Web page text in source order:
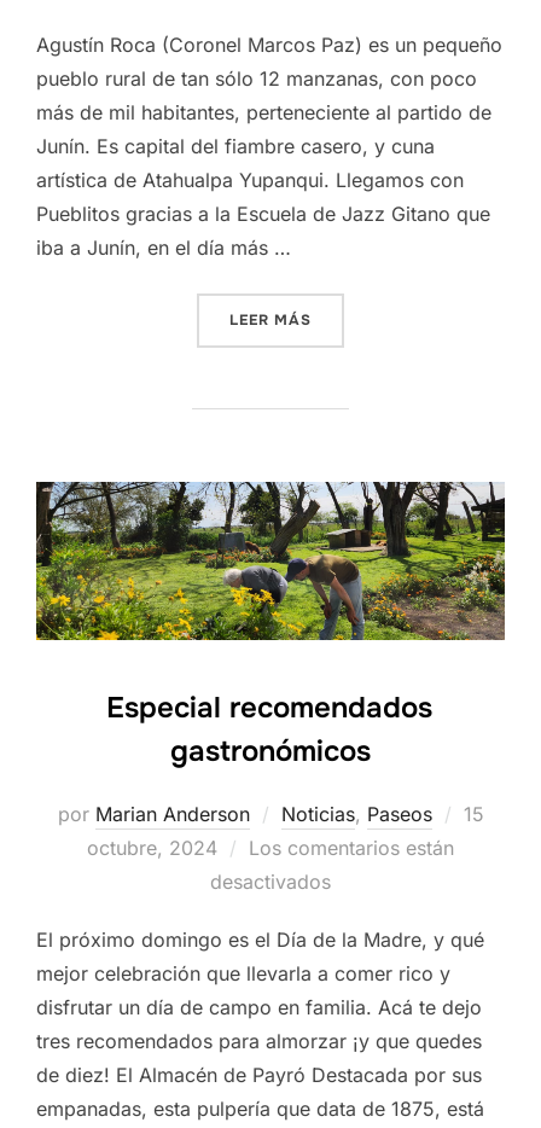
Agustín Roca (Coronel Marcos Paz) es un pequeño
pueblo rural de tan sólo 12 manzanas, con poco
más de mil habitantes, perteneciente al partido de
Junín. Es capital del fiambre casero, y cuna
artística de Atahualpa Yupanqui. Llegamos con
Pueblitos gracias a la Escuela de Jazz Gitano que
iba a Junín, en el día más …
LEER MÁS
Especial recomendados
gastronómicos
por Marian Anderson Noticias, Paseos
15
octubre, 2024
Los comentarios están
desactivados
El próximo domingo es el Día de la Madre, y qué
mejor celebración que llevarla a comer rico y
disfrutar un día de campo en familia. Acá te dejo
tres recomendados para almorzar ¡y que quedes
de diez! El Almacén de Payró Destacada por sus
empanadas, esta pulpería que data de 1875, está